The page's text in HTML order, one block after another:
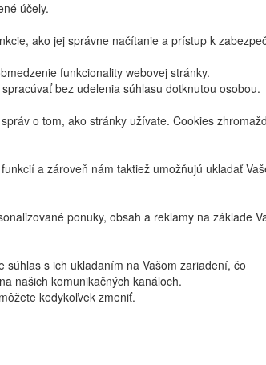
účely.
ako jej správne načítanie a prístup k
funkcionality webovej stránky.
bez udelenia súhlasu dotknutou osobou.
o tom, ako stránky užívate. Cookies
a zároveň nám taktiež umožňujú ukladať
ponuky, obsah a reklamy na základe
súhlas s ich ukladaním na Vašom zariadení, čo
našich komunikačných kanáloch.
kedykoľvek zmeniť.